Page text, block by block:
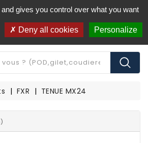
à partir de 250€ d'achat (*)
FXR TENUE MX24
gives you control over what you want
Deny all cookies Personalize